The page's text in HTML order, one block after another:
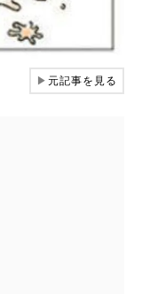
▶元記事を見る